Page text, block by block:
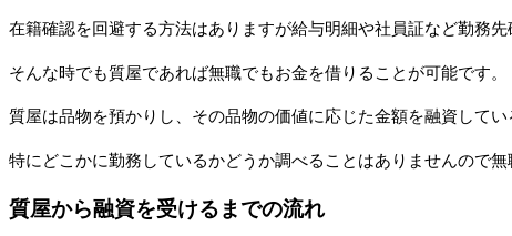
在籍確認を回避する方法はありますが給与明細や社員証など勤務
そんな時でも質屋であれば無職でもお金を借りることが可能です。
質屋は品物を預かりし、その品物の価値に応じた金額を融資してい
特にどこかに勤務しているかどうか調べることはありませんので無
質屋から融資を受けるまでの流れ